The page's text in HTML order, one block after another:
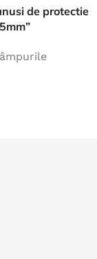
de protectie